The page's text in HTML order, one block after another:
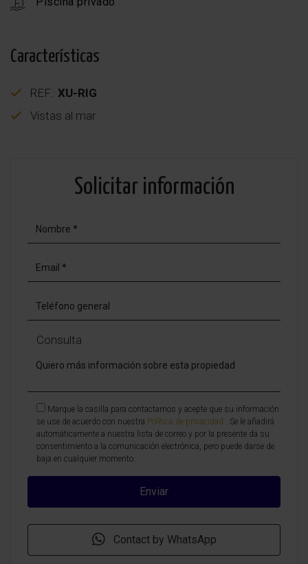
Características
REF.: XU-RIG
Vistas al mar
Solicitar información
Consulta
Marque la casilla para contactarnos y acepte que su información
se use de acuerdo con nuestra Política de privacidad . Se le añadirá
automáticamente a nuestra lista de correo y por la presente da su
consentimiento a la comunicación electrónica, pero puede darse de
baja en cualquier momento.
Contact by WhatsApp